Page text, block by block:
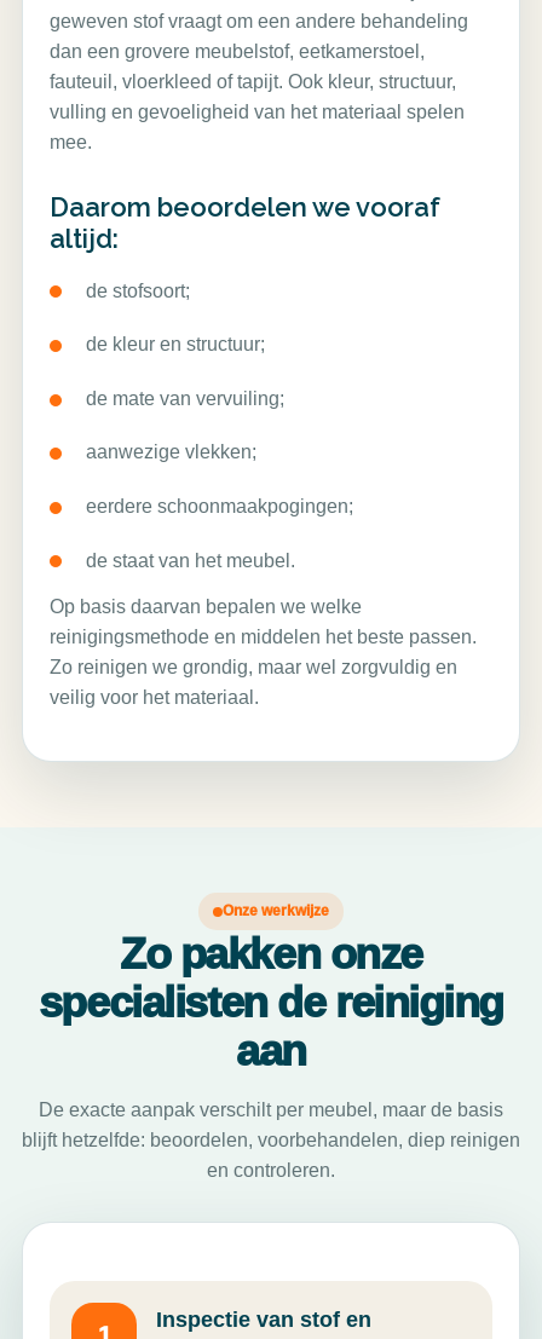
geweven stof vraagt om een andere behandeling
dan een grovere meubelstof, eetkamerstoel,
fauteuil, vloerkleed of tapijt. Ook kleur, structuur,
vulling en gevoeligheid van het materiaal spelen
mee.
Daarom beoordelen we vooraf
altijd:
de stofsoort;
de kleur en structuur;
de mate van vervuiling;
aanwezige vlekken;
eerdere schoonmaakpogingen;
de staat van het meubel.
Op basis daarvan bepalen we welke
reinigingsmethode en middelen het beste passen.
Zo reinigen we grondig, maar wel zorgvuldig en
veilig voor het materiaal.
Onze werkwijze
Zo pakken onze
specialisten de reiniging
aan
De exacte aanpak verschilt per meubel, maar de basis
blijft hetzelfde: beoordelen, voorbehandelen, diep reinigen
en controleren.
Inspectie van stof en